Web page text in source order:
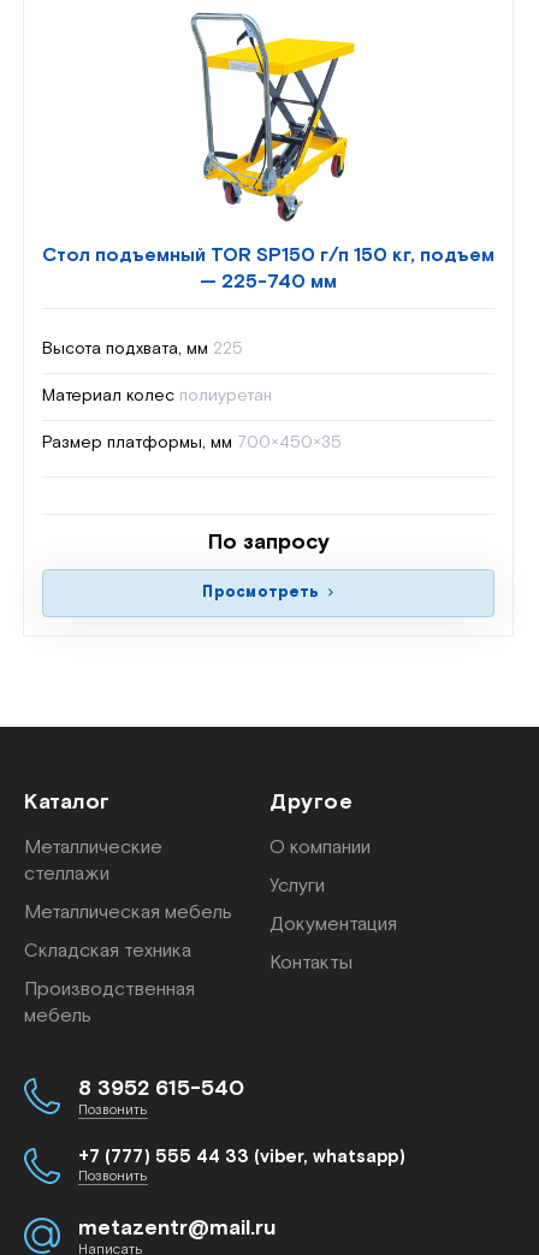
Стол подъемный TOR SP150 г/п 150 кг, подъем
— 225-740 мм
Высота подхвата, мм 225
Материал колес полиуретан
Размер платформы, мм 700×450×35
По запросу
Просмотреть
Каталог
Металлические
стеллажи
Металлическая мебель
Складская техника
Производственная
мебель
Другое
О компании
Услуги
Документация
Контакты
8 3952 615-540
Позвонить
+7 (777) 555 44 33 (viber, whatsapp)
Позвонить
metazentr@mail.ru
Написать